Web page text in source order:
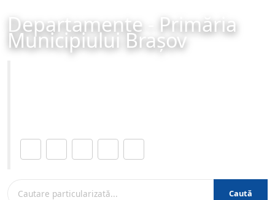
Departamente - Primăria
Municipiului Brașov
Caută